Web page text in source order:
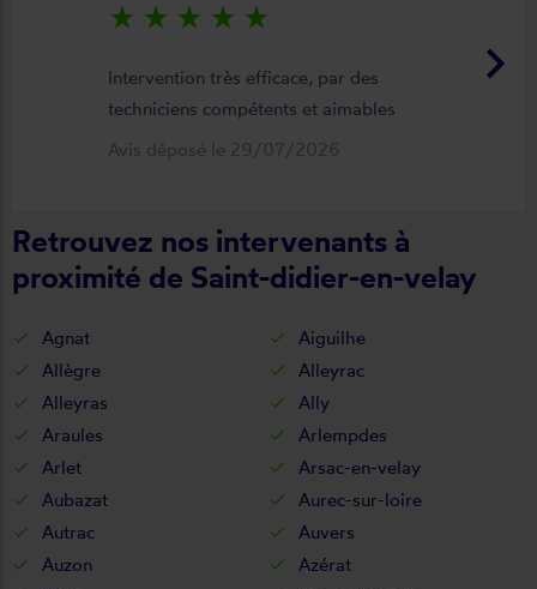
keyboard_arrow_right
star_rate star_rate star_rate star_rate star_rate
Intervention très efficace, par des
techniciens compétents et aimables
Avis déposé le 29/07/2026
Retrouvez nos intervenants à
proximité de Saint-didier-en-velay
Agnat
Aiguilhe
Allègre
Alleyrac
Alleyras
Ally
Araules
Arlempdes
Arlet
Arsac-en-velay
Aubazat
Aurec-sur-loire
Autrac
Auvers
Auzon
Azérat